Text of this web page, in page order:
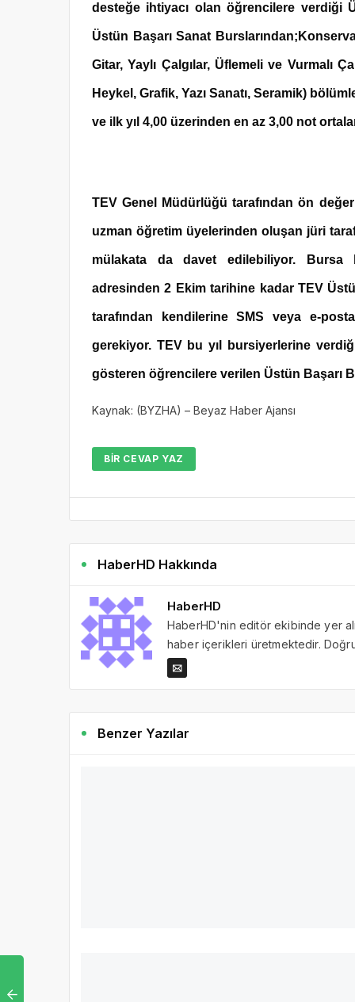
desteğe ihtiyacı olan öğrencilere verdiği
Üstün Başarı Sanat
Gitar, Yaylı Çalgılar, Üflemeli ve Vurmalı
Heykel, Grafik, Yazı Sanatı, Seramik)
ve ilk yıl 4,00 üzerinden en az 3,00 not
TEV Genel Müdürlüğü tarafından ön
uzman öğretim üyelerinden oluşan jüri
mülakata da davet edilebiliyor. Bursa
adresinden 2 Ekim tarihine kadar TEV
tarafından kendilerine SMS veya e-
gerekiyor. TEV bu yıl bursiyerlerine
gösteren öğrencilere verilen Üstün Başarı
Kaynak: (BYZHA) – Beyaz Haber Ajansı
BIR CEVAP YAZ
HaberHD Hakkında
HaberHD
HaberHD'nin editör ekibinde yer
haber içerikleri üretmektedir.
Benzer Yazılar